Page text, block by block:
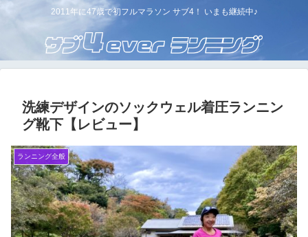
2011年に47歳で初フルマラソン サブ4！ いまも継続中♪
洗練デザインのソックウェル着圧ランニン
グ靴下【レビュー】
ランニング全般